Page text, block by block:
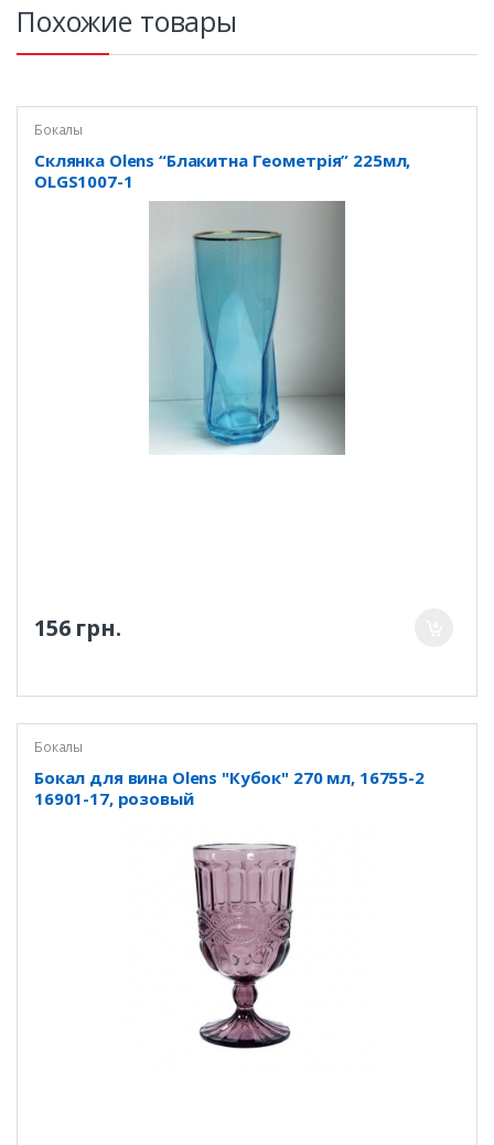
Похожие товары
Бокалы
Склянка Olens “Блакитна Геометрія” 225мл,
OLGS1007-1
156 грн.
Бокалы
Бокал для вина Olens "Кубок" 270 мл, 16755-2
16901-17, розовый